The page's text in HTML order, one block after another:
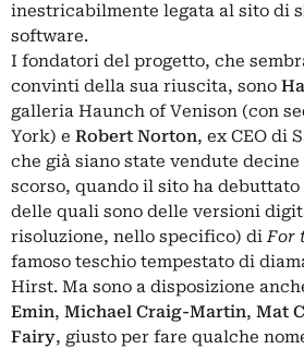
inestricabilmente legata al sito di
software.
I fondatori del progetto, che
convinti della sua riuscita, sono
galleria Haunch of Venison (con
York) e Robert Norton, ex CEO di
che già siano state vendute
scorso, quando il sito ha
delle quali sono delle versioni
risoluzione, nello specifico) diFor
famoso teschio tempestato di
Hirst. Ma sono a disposizione
Emin, Michael Craig-Martin, Mat
Fairy, giusto per fare qualche